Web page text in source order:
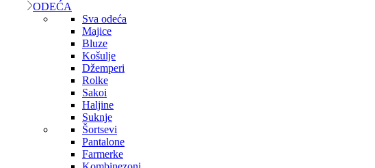
ODEĆA
Sva odeća
Majice
Bluze
Košulje
Džemperi
Rolke
Sakoi
Haljine
Suknje
Šortsevi
Pantalone
Farmerke